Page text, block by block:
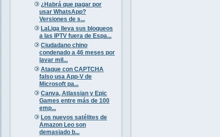
¿Habrá que pagar por
usar WhatsApp?
Versiones de s...
LaLiga lleva sus bloqueos
a las IPTV fuera de Espa...
Ciudadano chino
condenado a 46 meses por
lavar mil...
Ataque con CAPTCHA
falso usa App-V de
Microsoft pa...
Canva, Atlassian y Epic
Games entre más de 100
emp...
Los nuevos satélites de
Amazon Leo son
demasiado b...